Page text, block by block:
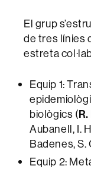
El grup
de tres línies
estreta
Equip 1:
biològics (
Aubanell, I.
Badenes, S.
Equip 2: